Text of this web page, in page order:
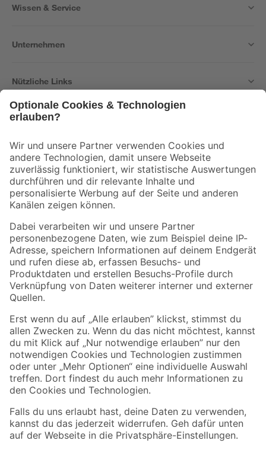
Wissen & Service
Unternehmen
Nützliche Links
Der toom Newsletter: Keine Angebote und Aktionen mehr verpassen!
Zur Newsletter Anmeldung
Folge uns
Zahlungsarten Versandarten
Sicher einkaufen
Jetzt die toom-App herunterladen
Alle Preisangaben in EUR inkl. gesetzl. MwSt.. Die dargestellten Angebote sind unter
Umständen nicht in allen Märkten verfügbar. Die angegebenen Verfügbarkeiten beziehen